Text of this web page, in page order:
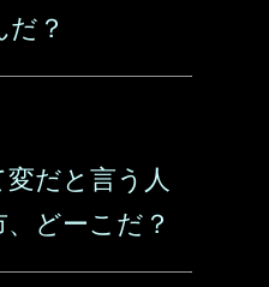
？
だと言う人
どーこだ？